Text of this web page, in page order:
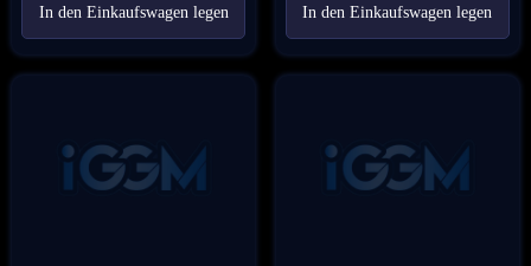
In den Einkaufswagen legen In den Einkaufswagen legen